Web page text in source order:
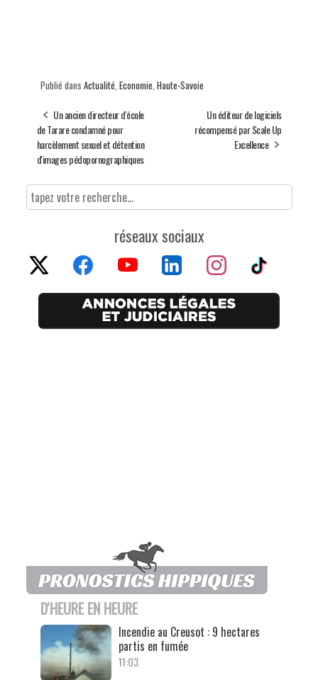
Publié dans Actualité, Economie, Haute-Savoie
Un ancien directeur d'école
de Tarare condamné pour
harcèlement sexuel et détention
d'images pédopornographiques
Un éditeur de logiciels
récompensé par Scale Up
Excellence
réseaux sociaux
D'HEURE EN HEURE
Incendie au Creusot : 9 hectares
partis en fumée
11:03